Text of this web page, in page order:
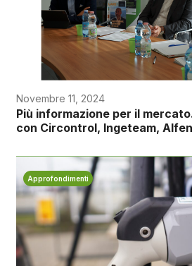
Novembre 11, 2024
Più informazione per il
con Circontrol, Ingeteam,
Approfondimenti